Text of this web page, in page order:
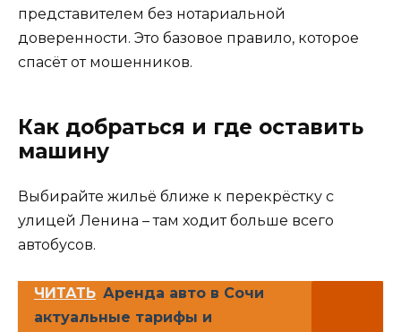
представителем без нотариальной
доверенности. Это базовое правило, которое
спасёт от мошенников.
Как добраться и где оставить
машину
Выбирайте жильё ближе к перекрёстку с
улицей Ленина – там ходит больше всего
автобусов.
ЧИТАТЬ Аренда авто в Сочи
актуальные тарифы и